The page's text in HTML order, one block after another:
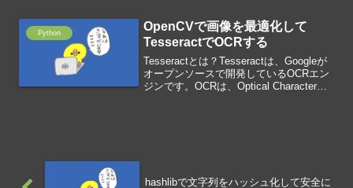
Python
OpenCVで画像を最適化して
TesseractでOCRする
Tesseractとは？Tesseractは、Googleが
オープンソースで開発しているOCRエン
ジンです。OCRは、Optical Character
hashlibで文字列をハッシュ化して安全に